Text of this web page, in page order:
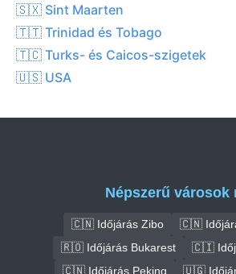
🇸🇽 Sint Maarten
🇹🇹 Trinidad és Tobago
🇹🇨 Turks- és Caicos-szigetek
🇺🇸 USA
Népszerű városok
🇨🇳 Időjárás Zibo
🇨🇳
🇷🇴 Időjárás Bukarest
🇨🇮
🇨🇳 Időjárás Peking
🇺🇬